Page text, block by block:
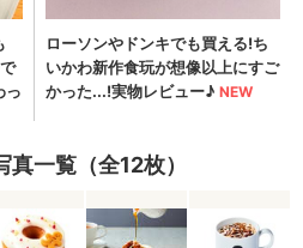
真一覧（全12枚）